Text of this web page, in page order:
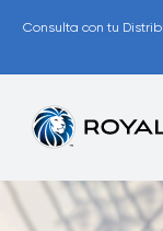
Consulta con tu